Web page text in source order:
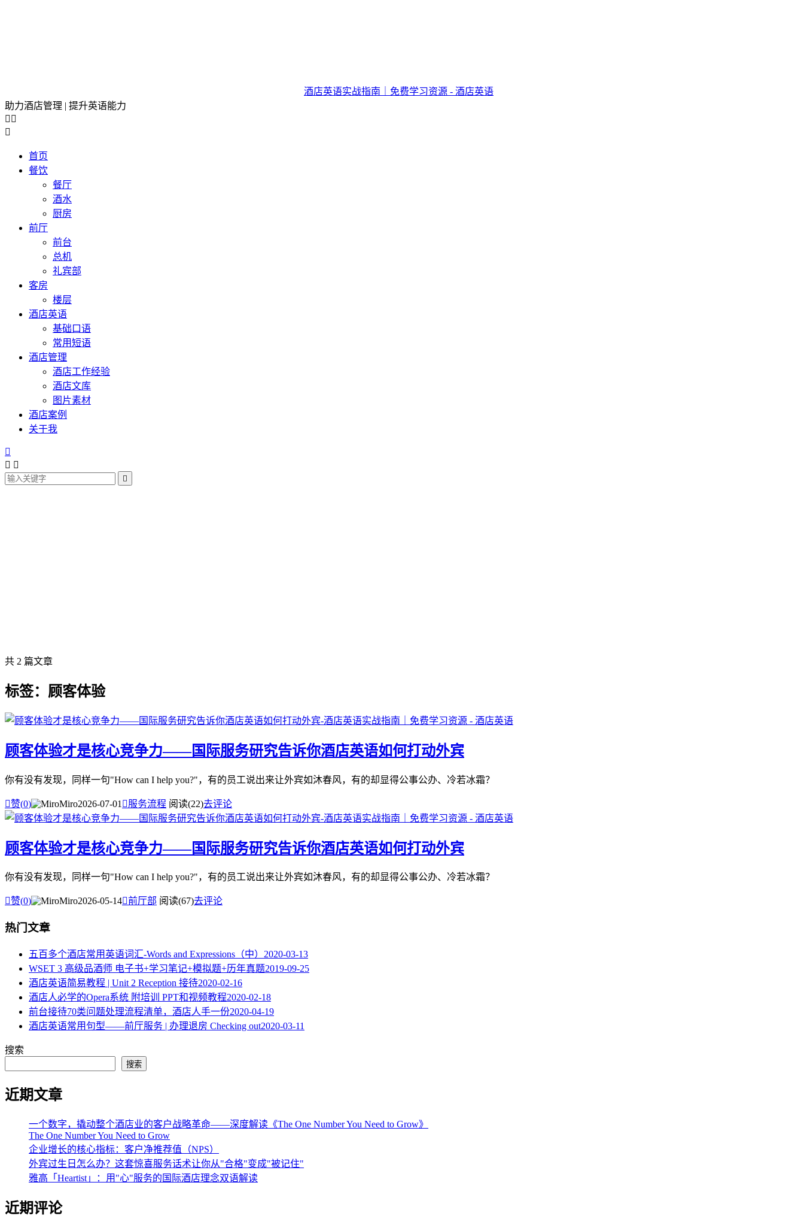
酒店英语实战指南｜免费学习资源 - 酒店英语
助力酒店管理 | 提升英语能力
 

首页
餐饮
餐厅
酒水
厨房
前厅
前台
总机
礼宾部
客房
楼层
酒店英语
基础口语
常用短语
酒店管理
酒店工作经验
酒店文库
图片素材
酒店案例
关于我

 

共 2 篇文章
标签：顾客体验
顾客体验才是核心竞争力——国际服务研究告诉你酒店英语如何打动外宾
你有没有发现，同样一句"How can I help you?"，有的员工说出来让外宾如沐春风，有的却显得公事公办、冷若冰霜？
赞(0) Miro2026-07-01 服务流程 阅读(22)去评论
顾客体验才是核心竞争力——国际服务研究告诉你酒店英语如何打动外宾
你有没有发现，同样一句"How can I help you?"，有的员工说出来让外宾如沐春风，有的却显得公事公办、冷若冰霜？
赞(0) Miro2026-05-14前厅部 阅读(67)去评论
热门文章
五百多个酒店常用英语词汇-Words and Expressions（中） 2020-03-13
WSET 3 高级品酒师 电子书+学习笔记+模拟题+历年真题2019-09-25
酒店英语简易教程 | Unit 2 Reception 接待2020-02-16
酒店人必学的Opera系统 附培训 PPT和视频教程2020-02-18
​前台接待70类问题处理流程清单，酒店人手一份2020-04-19
酒店英语常用句型——前厅服务 | 办理退房 Checking out2020-03-11
搜索
搜索
近期文章
一个数字，撬动整个酒店业的客户战略革命——深度解读《The One Number You Need to Grow》
The One Number You Need to Grow
企业增长的核心指标：客户净推荐值（NPS）
外宾过生日怎么办？这套惊喜服务话术让你从"合格"变成"被记住"
雅高「Heartist」：用"心"服务的国际酒店理念双语解读
近期评论